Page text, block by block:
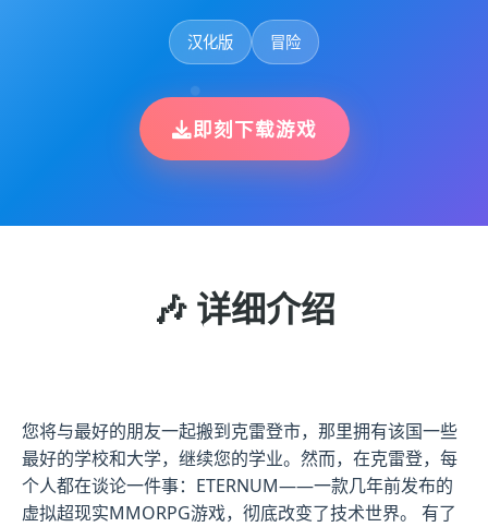
汉化版 冒险
即刻下载游戏
🎶 详细介绍
您将与最好的朋友一起搬到克雷登市，那里拥有该国一些
最好的学校和大学，继续您的学业。然而，在克雷登，每
个人都在谈论一件事：ETERNUM——一款几年前发布的
虚拟超现实MMORPG游戏，彻底改变了技术世界。 有了